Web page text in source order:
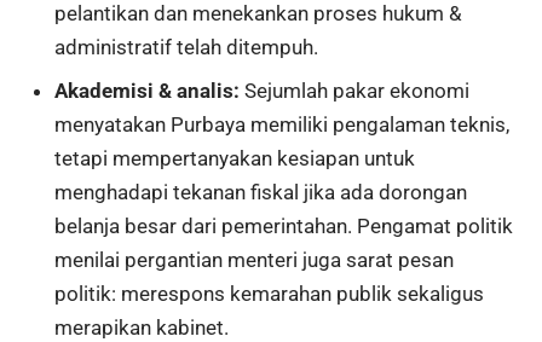
pelantikan dan menekankan proses hukum &
administratif telah ditempuh.
Akademisi & analis: Sejumlah pakar ekonomi
menyatakan Purbaya memiliki pengalaman teknis,
tetapi mempertanyakan kesiapan untuk
menghadapi tekanan fiskal jika ada dorongan
belanja besar dari pemerintahan. Pengamat politik
menilai pergantian menteri juga sarat pesan
politik: merespons kemarahan publik sekaligus
merapikan kabinet.